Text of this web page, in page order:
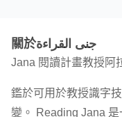
關於جنى القراءة
Jana 閱讀計畫教授阿
鑑於可用於教授識字
變。 Reading Jana